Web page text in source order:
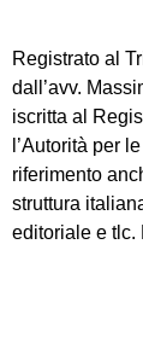
Registrato al
dall’avv.
iscritta al
l’Autorità per
riferimento
struttura
editoriale e tlc.